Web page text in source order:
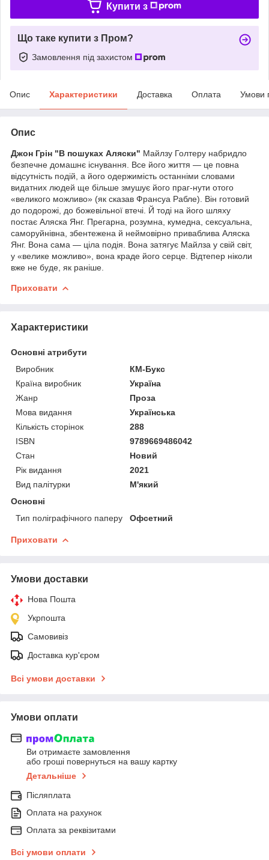
Купити з
Що таке купити з Пром?
Замовлення під захистом
Опис Характеристики Доставка Оплата Умови
Опис
Джон Грін "В пошуках Аляски" Майлзу Голтеру набридло
безпечне домашнє існування. Все його життя — це повна
відсутність подій, а його одержимість останніми словами
видатних людей ще більше змушує його праг-нути отого
«великого можливо» (як сказав Франсуа Рабле). Він готовий
до подорожі, до божевільної втечі. Й тоді на його шляху
постає Аляска Янг. Прегарна, розумна, кумедна, сексуальна,
саморуйнівна, збентежена й неймовірно приваблива Аляска
Янг. Вона сама — ціла подія. Вона затягує Майлза у свій світ,
у «велике можливо», вона краде його серце. Відтепер ніколи
вже не буде, як раніше.
Приховати
Характеристики
Основні атрибути
Виробник
КМ-Букс
Країна виробник
Україна
Жанр
Проза
Мова видання
Українська
Кількість сторінок
288
ISBN
9789669486042
Стан
Новий
Рік видання
2021
Вид палітурки
М'який
Основні
Тип поліграфічного паперу
Офсетний
Приховати
Умови доставки
Нова Пошта
Укрпошта
Самовивіз
Доставка кур'єром
Всі умови доставки
Умови оплати
Ви отримаєте замовлення
або гроші повернуться на вашу картку
Детальніше
Післяплата
Оплата на рахунок
Оплата за реквізитами
Всі умови оплати